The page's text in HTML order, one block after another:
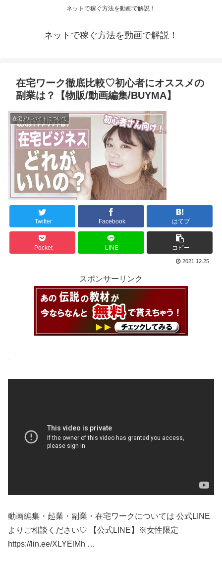
ネットで稼ぐ方法を動画で解説！
ネットで稼ぐ方法を動画で解説！
在宅ワーク徹底比較♡初心者にオススメの
副業は？【物販/動画編集/BUYMA】
在宅アルバイトについて
Twitter Facebook はてブ
Pocket LINE コピー
2021.12.25
スポンサーリンク
動画編集・起業・副業・在宅ワークについては 公式LINE
よりご相談ください♡ 【公式LINE】※女性限定
https://lin.ee/XLYElMh …